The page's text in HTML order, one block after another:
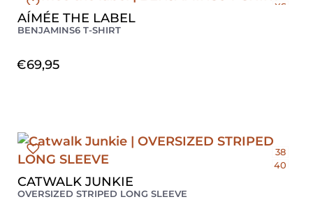
AÍMÉE THE LABEL
BENJAMINS6 T-SHIRT
€69,95
XS
CATWALK JUNKIE
OVERSIZED STRIPED LONG SLEEVE
38
40